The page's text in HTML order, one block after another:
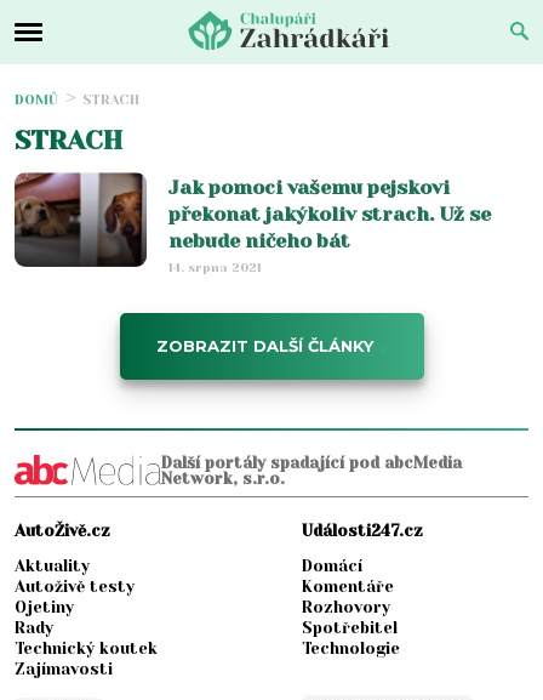
DOMŮ STRACH
STRACH
Jak pomoci vašemu pejskovi
překonat jakýkoliv strach. Už se
nebude ničeho bát
14. srpna 2021
ZOBRAZIT DALŠÍ ČLÁNKY
Další portály spadající pod abcMedia
Network, s.r.o.
AutoŽivě.cz
Aktuality
Autoživě testy
Ojetiny
Rady
Technický koutek
Zajímavosti
Události247.cz
Domácí
Komentáře
Rozhovory
Spotřebitel
Technologie